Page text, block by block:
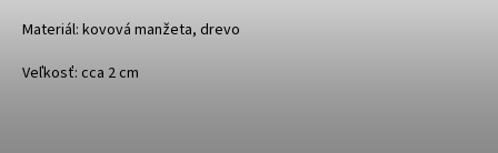
Materiál: kovová manžeta, drevo
Veľkosť: cca 2 cm